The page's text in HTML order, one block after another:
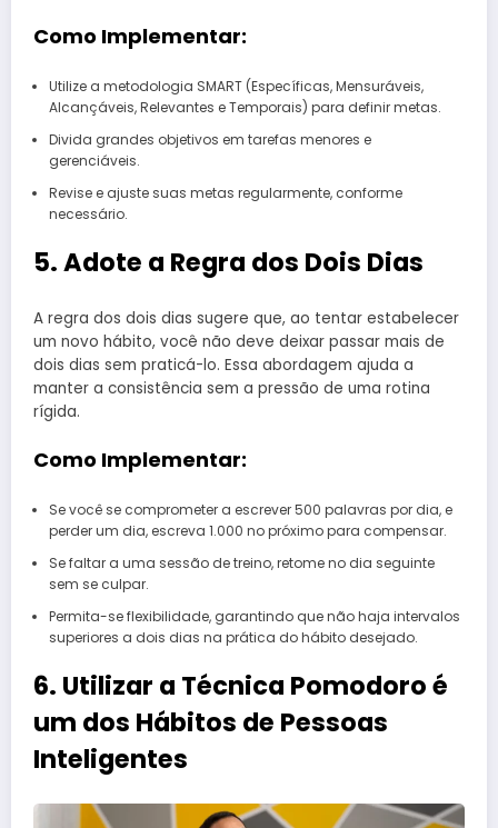
Como Implementar:
Utilize a metodologia SMART (Específicas, Mensuráveis,
Alcançáveis, Relevantes e Temporais) para definir metas.
Divida grandes objetivos em tarefas menores e
gerenciáveis.
Revise e ajuste suas metas regularmente, conforme
necessário.
5. Adote a Regra dos Dois Dias
A regra dos dois dias sugere que, ao tentar estabelecer
um novo hábito, você não deve deixar passar mais de
dois dias sem praticá-lo. Essa abordagem ajuda a
manter a consistência sem a pressão de uma rotina
rígida.
Como Implementar:
Se você se comprometer a escrever 500 palavras por dia, e
perder um dia, escreva 1.000 no próximo para compensar.
Se faltar a uma sessão de treino, retome no dia seguinte
sem se culpar.
Permita-se flexibilidade, garantindo que não haja intervalos
superiores a dois dias na prática do hábito desejado.
6. Utilizar a Técnica Pomodoro é
um dos Hábitos de Pessoas
Inteligentes